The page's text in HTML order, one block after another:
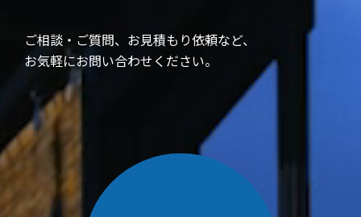
ご相談・ご質問、お見積もり依頼など、
お気軽にお問い合わせください。